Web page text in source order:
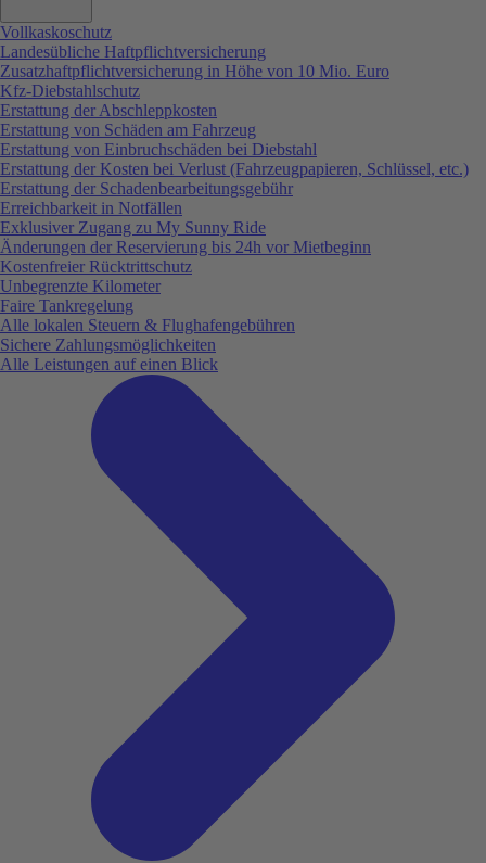
Vollkaskoschutz
Landesübliche Haftpflichtversicherung
Zusatzhaftpflichtversicherung in Höhe von 10 Mio. Euro
Kfz-Diebstahlschutz
Erstattung der Abschleppkosten
Erstattung von Schäden am Fahrzeug
Erstattung von Einbruchschäden bei Diebstahl
Erstattung der Kosten bei Verlust (Fahrzeugpapieren, Schlüssel, etc.)
Erstattung der Schadenbearbeitungsgebühr
Erreichbarkeit in Notfällen
Exklusiver Zugang zu My Sunny Ride
Änderungen der Reservierung bis 24h vor Mietbeginn
Kostenfreier Rücktrittschutz
Unbegrenzte Kilometer
Faire Tankregelung
Alle lokalen Steuern & Flughafengebühren
Sichere Zahlungsmöglichkeiten
Alle Leistungen auf einen Blick